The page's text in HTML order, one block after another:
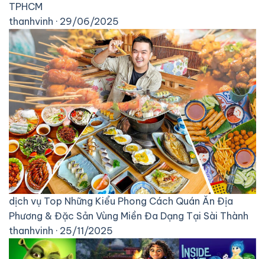
TPHCM
thanhvinh · 29/06/2025
dịch vụ Top Những Kiểu Phong Cách Quán Ăn Địa
Phương & Đặc Sản Vùng Miền Đa Dạng Tại Sài Thành
thanhvinh · 25/11/2025